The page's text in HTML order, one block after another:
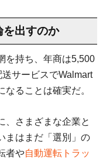
出すのか
を持ち、年商は5,500
サービスでWalmart
ることは確実だ。
、さまざまな企業と
まはまだ「選別」の
者や自動運転トラッ